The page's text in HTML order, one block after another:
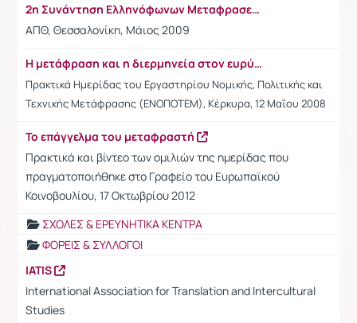
2η Συνάντηση Ελληνόφωνων Μεταφρασεολόγων
ΑΠΘ, Θεσσαλονίκη, Μάιος 2009
Η μετάφραση και η διερμηνεία στον ευρύτερο δημόσιο τομέα
Πρακτικά Ημερίδας του Εργαστηρίου Νομικής, Πολιτικής και
Τεχνικής Μετάφρασης (ΕΝΟΠΟΤΕΜ), Κέρκυρα, 12 Μαΐου 2008
Το επάγγελμα του μεταφραστή
Πρακτικά και βίντεο των ομιλιών της ημερίδας που
πραγματοποιήθηκε στο Γραφείο του Ευρωπαϊκού
Κοινοβουλίου, 17 Οκτωβρίου 2012
ΣΧΟΛΕΣ & ΕΡΕΥΝΗΤΙΚΑ ΚΕΝΤΡΑ
ΦΟΡΕΙΣ & ΣΥΛΛΟΓΟΙ
IATIS
International Association for Translation and Intercultural
Studies